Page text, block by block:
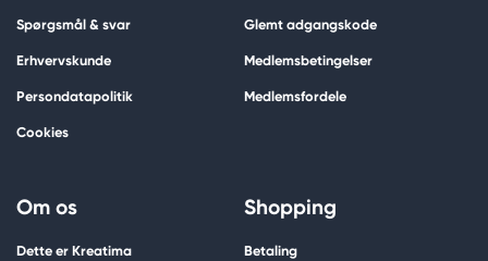
Spørgsmål & svar
Erhvervskunde
Persondatapolitik
Cookies
Glemt adgangskode
Medlemsbetingelser
Medlemsfordele
Om os
Dette er Kreatima
Shopping
Betaling